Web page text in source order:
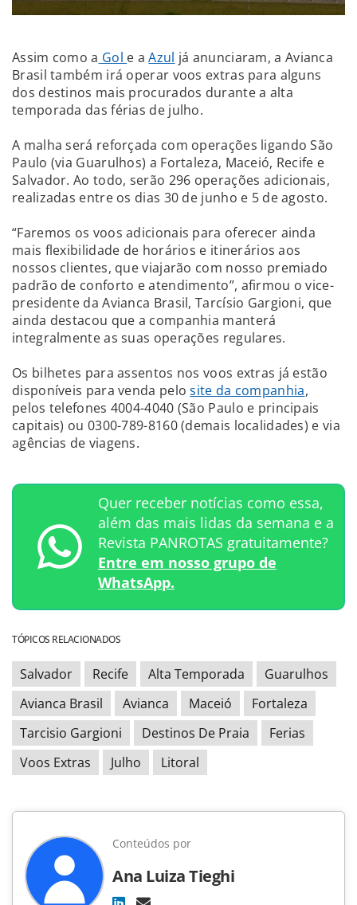
Assim como a Gol e aAzul já anunciaram, a Avianca
Brasil também irá operar voos extras para alguns
dos destinos mais procurados durante a alta
temporada das férias de julho.
A malha será reforçada com operações ligando São
Paulo (via Guarulhos) a Fortaleza, Maceió, Recife e
Salvador. Ao todo, serão 296 operações adicionais,
realizadas entre os dias 30 de junho e 5 de agosto.
“Faremos os voos adicionais para oferecer ainda
mais flexibilidade de horários e itinerários aos
nossos clientes, que viajarão com nosso premiado
padrão de conforto e atendimento”, afirmou o vice-
presidente da Avianca Brasil, Tarcísio Gargioni, que
ainda destacou que a companhia manterá
integralmente as suas operações regulares.
Os bilhetes para assentos nos voos extras já estão
disponíveis para venda pelosite da companhia,
pelos telefones 4004-4040 (São Paulo e principais
capitais) ou 0300-789-8160 (demais localidades) e via
agências de viagens.
Quer receber notícias como essa,
além das mais lidas da semana e a
Revista PANROTAS gratuitamente?
Entre em nosso grupo de
WhatsApp.
TÓPICOS RELACIONADOS
Salvador Recife Alta Temporada
Guarulhos
Avianca Brasil
Avianca Maceió
Fortaleza
Tarcisio Gargioni
Destinos De Praia
Ferias
Voos Extras
Julho Litoral
Conteúdos por
Ana Luiza Tieghi